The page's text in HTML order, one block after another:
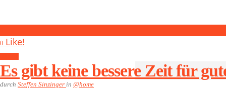
0 Like!
Es gibt keine bessere Zeit für
durch Steffen Sinzinger in @home